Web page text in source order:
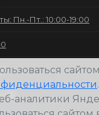
Пн.-Пт.: 10:00-19:00
58
аналитики